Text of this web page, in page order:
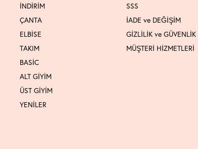
İNDİRİM
ÇANTA
ELBİSE
TAKIM
BASİC
ALT GİYİM
ÜST GİYİM
YENİLER
SSS
İADE ve DEĞİŞİM
GİZLİLİK ve GÜVENLİK
MÜŞTERİ HİZMETLERİ